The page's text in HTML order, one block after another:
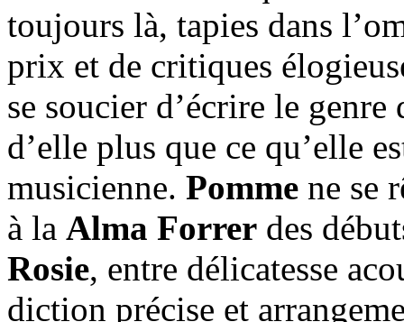
toujours là, tapies dans
prix et de critiques
se soucier d’écrire le
d’elle plus que ce qu’elle
musicienne. Pomme ne se
à la Alma Forrer des
Rosie, entre délicatesse
diction précise et